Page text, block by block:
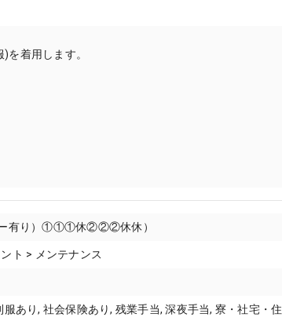
を着用します。
ー有り）①①①休②②②休休）
ト > メンテナンス
り, 社会保険あり, 残業手当, 深夜手当, 寮・社宅・住